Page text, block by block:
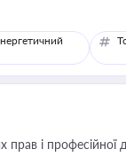
і професійної